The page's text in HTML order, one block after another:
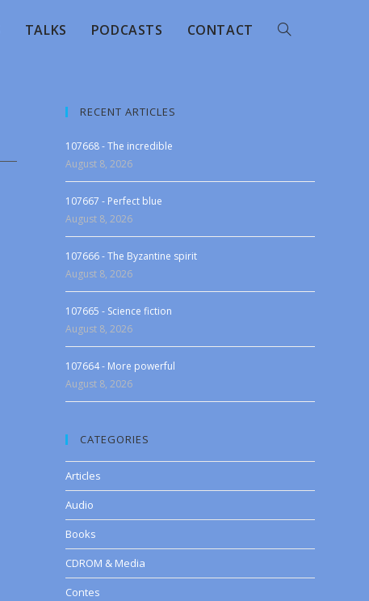
TALKS PODCASTS CONTACT
RECENT ARTICLES
107668 - The incredible
August 8, 2026
107667 - Perfect blue
August 8, 2026
107666 - The Byzantine spirit
August 8, 2026
107665 - Science fiction
August 8, 2026
107664 - More powerful
August 8, 2026
CATEGORIES
Articles
Audio
Books
CDROM & Media
Contes